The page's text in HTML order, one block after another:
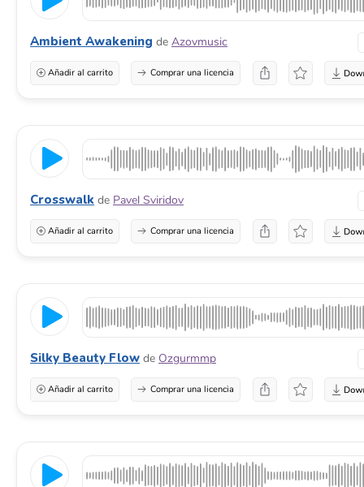
Ambient Awakening de Azovmusic
Añadir al carrito Comprar una licencia
Crosswalk de Pavel Sviridov
Añadir al carrito Comprar una licencia
Silky Beauty Flow de Ozgurmmp
Añadir al carrito Comprar una licencia